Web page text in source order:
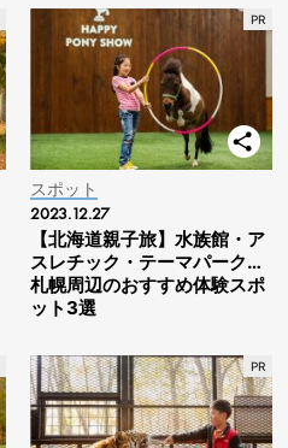
スポット
2023.12.27
【北海道親子旅】水族館・ア
スレチック・テーマパーク…
札幌周辺のおすすめ体験スポ
ット3選